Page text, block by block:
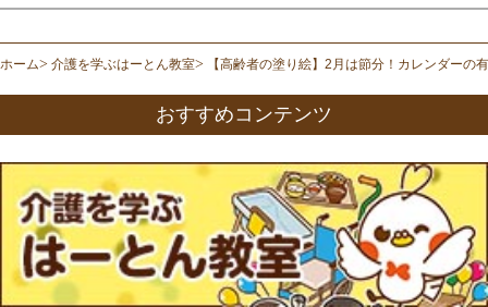
ホーム 介護を学ぶはーとん教室 【高齢者の塗り絵】2月は節分！カレンダーの
おすすめコンテンツ